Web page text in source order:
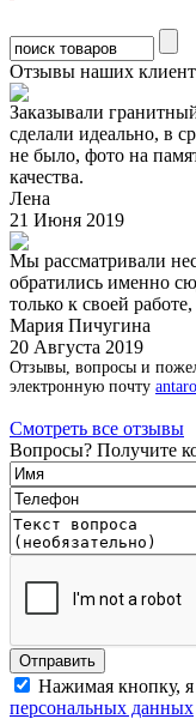
Отзывы наших
Заказывали
сделали идеально, в
не было, фото на
качества.
Лена
21 Июня 2019
Мы рассматривали
обратились именно
только к своей
Мария Пичугина
20 Августа 2019
Отзывы, вопросы и
электронную почту
Смотреть все отзывы
Вопросы? Получите
Нажимая кнопку,
персональных данных